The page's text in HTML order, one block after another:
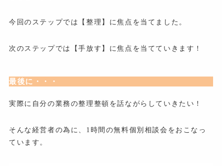
今回のステップでは【整理】に焦点を当てました。
次のステップでは【手放す】に焦点を当てていきます！
最後に・・・
実際に自分の業務の整理整頓を話ながらしていきたい！
そんな経営者の為に、1時間の無料個別相談会をおこなっ
ています。